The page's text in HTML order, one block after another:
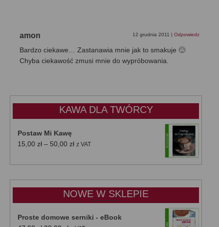
amon 12 grudnia 2011 Odpowiedz
Bardzo ciekawe… Zastanawia mnie jak to smakuje 🙂
Chyba ciekawość zmusi mnie do wypróbowania.
KAWA DLA TWÓRCY
Postaw Mi Kawę
15,00 zł – 50,00 złZakres
od
do
50,00 zł
z VAT
NOWE W SKLEPIE
Proste domowe serniki - eBook